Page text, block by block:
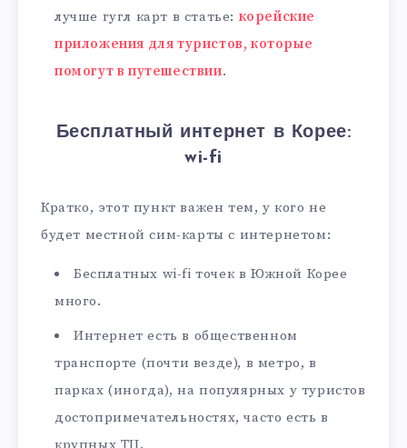
лучше гугл карт в статье: корейские
приложения для туристов, которые
помогут в путешествии.
Бесплатный интернет в Корее:
wi-fi
Кратко, этот пункт важен тем, у кого не
будет местной сим-карты с интернетом:
Бесплатных wi-fi точек в Южной Корее
много.
Интернет есть в общественном
транспорте (почти везде), в метро, в
парках (иногда), на популярных у туристов
достопримечательностях, часто есть в